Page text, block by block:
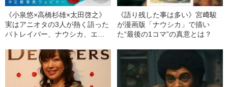
《小泉悠×高橋杉雄×太田啓之》
実はアニオタの3人が熱く語った
パトレイバー、ナウシカ、エヴ
《語り残した事は多い》宮﨑駿
が漫画版「ナウシカ」で描い
た“最後の1コマ”の真意とは？